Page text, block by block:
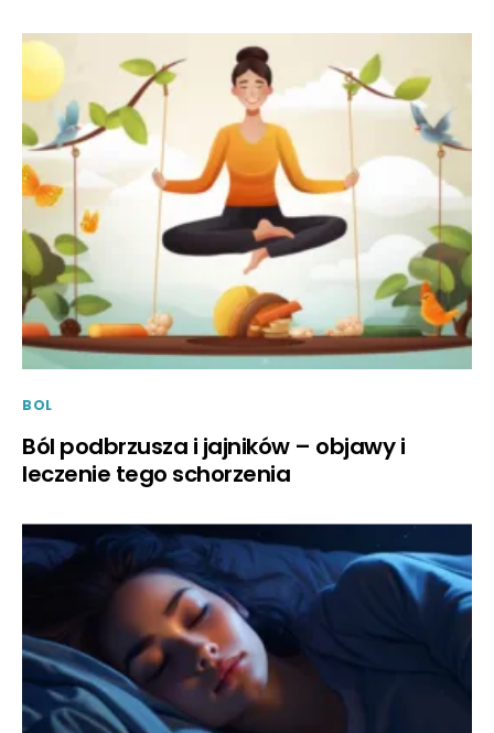
BOL
Ból podbrzusza i jajników – objawy i
leczenie tego schorzenia